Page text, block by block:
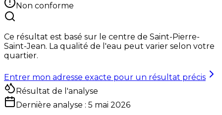
Non conforme
Ce résultat est basé sur le centre de Saint-Pierre-
Saint-Jean. La qualité de l'eau peut varier selon votre
quartier.
Entrer mon adresse exacte pour un résultat précis
Résultat de l'analyse
Dernière analyse : 5 mai 2026